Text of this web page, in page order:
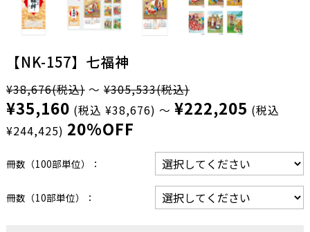
【NK-157】七福神
¥38,676(税込) ～ ¥305,533(税込)
¥35,160 (税込 ¥38,676) ～ ¥222,205 (税込
¥244,425) 20%OFF
冊数（100部単位）：
冊数（10部単位）：